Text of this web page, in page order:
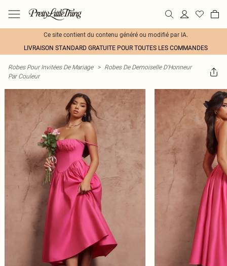
Ce site contient du contenu généré ou modifié par IA.
LIVRAISON STANDARD GRATUITE POUR TOUTES LES COMMANDES
Robes Pour Invitées De Mariage > Robes De Demoiselle D'Honneur
Par Couleur